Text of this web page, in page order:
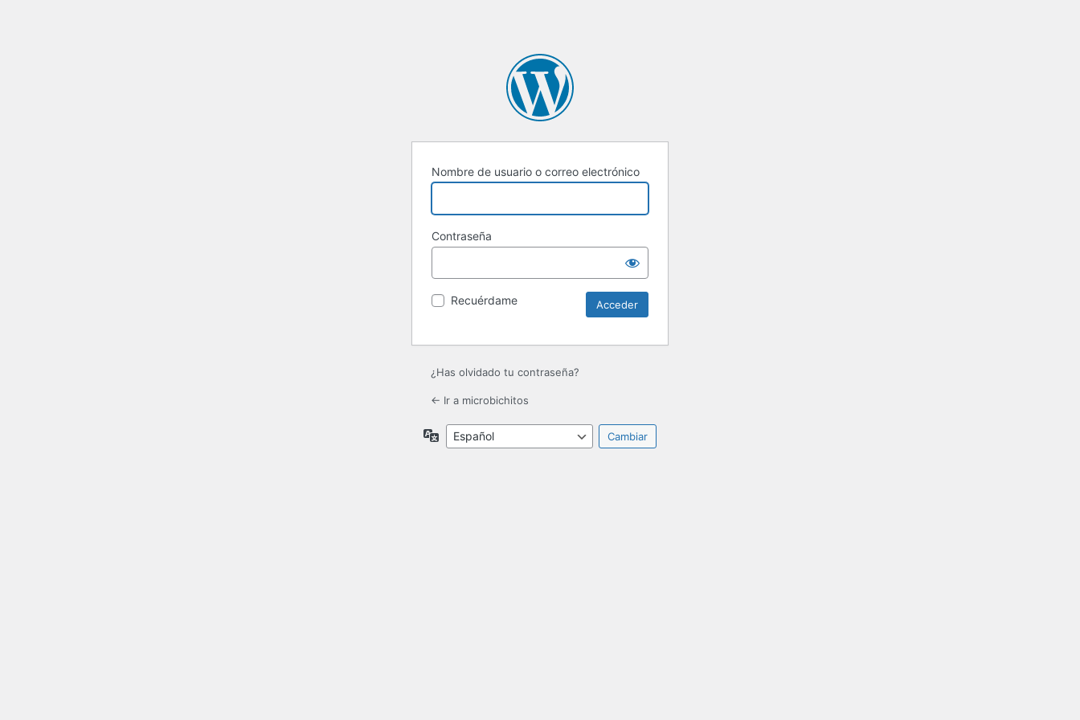
Nombre de usuario o correo electrónico
Contraseña
Recuérdame
¿Has olvidado tu contraseña?
← Ir a microbichitos
Idioma